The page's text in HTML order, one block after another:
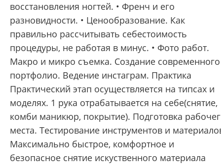
восстановления ногтей. • Френч и его
разновидности. • Ценообразование. Как
правильно рассчитывать себестоимость
процедуры, не работая в минус. • Фото работ.
Макро и микро съемка. Создание современного
портфолио. Ведение инстаграм. Практика
Практический этап осуществляется на типсах и
моделях. 1 рука отрабатывается на себе(снятие,
комби маникюр, покрытие). Подготовка
места. Тестирование инструментов и
Максимально быстрое, комфортное и
безопасное снятие искуственного материала